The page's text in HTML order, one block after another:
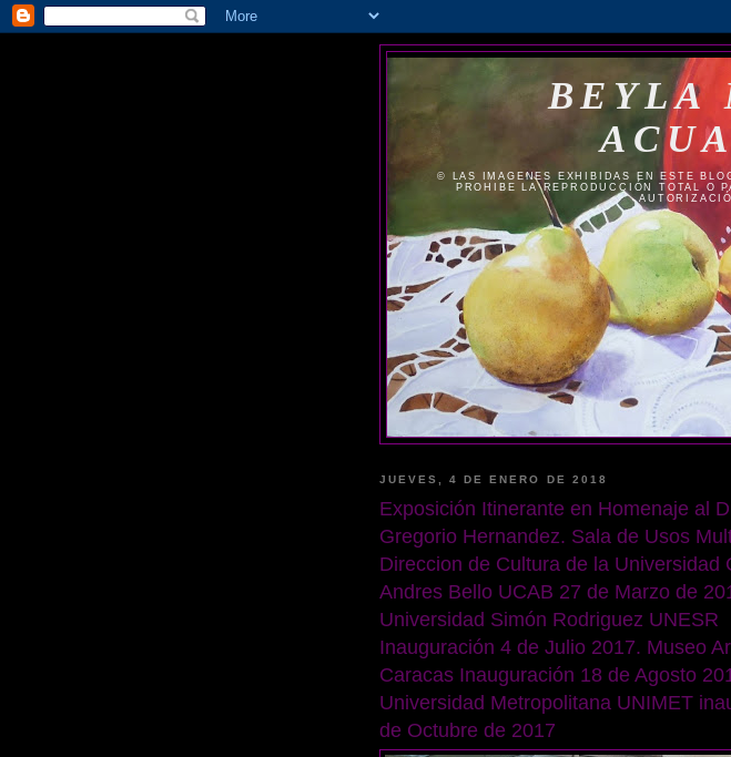
BEYLA
© LAS IMAGENES EXHIBIDAS EN ESTE
PROHIBE LA REPRODUCCIÓN TOTAL O
JUEVES, 4 DE ENERO DE 2018
Exposición Itinerante en Homenaje al
Gregorio Hernandez. Sala de Usos
Direccion de Cultura de la Universidad
Andres Bello UCAB 27 de Marzo de
Universidad Simón Rodriguez UNESR
Inauguración 4 de Julio 2017. Museo
Caracas Inauguración 18 de Agosto
Universidad Metropolitana UNIMET
de Octubre de 2017